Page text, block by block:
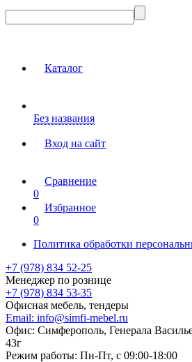
Каталог
Без названия
Вход на сайт
Сравнение
0
Избранное
0
Политика обработки
+7 (978) 834 52-25
Менеджер по рознице
+7 (978) 834 53-35
Офисная мебель, тендеры
Email: info@simfi-mebel.ru
Офис: Симферополь, Генерала
43г
Режим работы: Пн-Пт, с 09:00-18:00